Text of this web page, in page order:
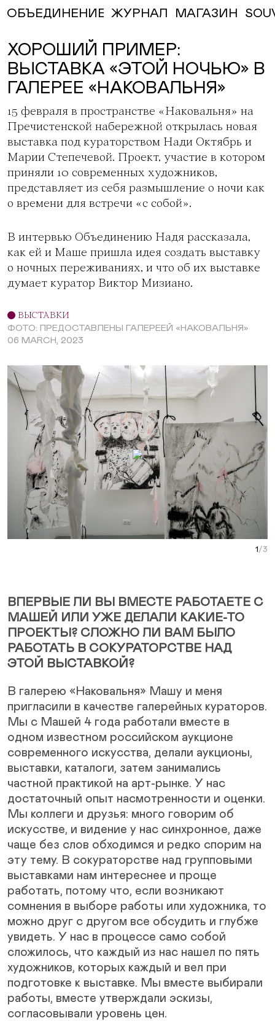
ОБЪЕДИНЕНИЕ ЖУРНАЛ МАГАЗИН
ХОРОШИЙ ПРИМЕР:
ВЫСТАВКА «ЭТОЙ НОЧЬЮ» В
ГАЛЕРЕЕ «НАКОВАЛЬНЯ»
ВЫСТАВКИ
ФОТО: ПРЕДОСТАВЛЕНЫ ГАЛЕРЕЕЙ «НАКОВАЛЬНЯ»
06 MARCH, 2023
15 февраля в пространстве «Наковальня» на
Пречистенской набережной открылась новая
выставка под кураторством Нади Октябрь и
Марии Степечевой. Проект, участие в котором
приняли 10 современных художников,
представляет из себя размышление о ночи как
о времени для встречи «с собой».
В интервью Объединению Надя рассказала,
как ей и Маше пришла идея создать выставку
о ночных переживаниях, и что об их выставке
думает куратор Виктор Мизиано.
Next Slide
ВПЕРВЫЕ ЛИ ВЫ ВМЕСТЕ РАБОТАЕТЕ С
МАШЕЙ ИЛИ УЖЕ ДЕЛАЛИ КАКИЕ-ТО
ПРОЕКТЫ? СЛОЖНО ЛИ ВАМ БЫЛО
РАБОТАТЬ В СОКУРАТОРСТВЕ НАД
ЭТОЙ ВЫСТАВКОЙ?
В галерею «Наковальня» Машу и меня
пригласили в качестве галерейных кураторов.
Мы с Машей 4 года работали вместе в
одном известном российском аукционе
современного искусства, делали аукционы,
выставки, каталоги, затем занимались
частной практикой на арт-рынке. У нас
достаточный опыт насмотренности и оценки.
Мы коллеги и друзья: много говорим об
искусстве, и видение у нас синхронное, даже
чаще без слов обходимся и редко спорим на
эту тему. В сокураторстве над групповыми
выставками нам интереснее и проще
работать, потому что, если возникают
сомнения в выборе работы или художника, то
можно друг с другом все обсудить и глубже
увидеть. У нас в процессе само собой
сложилось, что каждый из нас нашел по пять
художников, которых каждый и вел при
подготовке к выставке. Мы вместе выбирали
работы, вместе утверждали эскизы,
согласовывали уровень цен.